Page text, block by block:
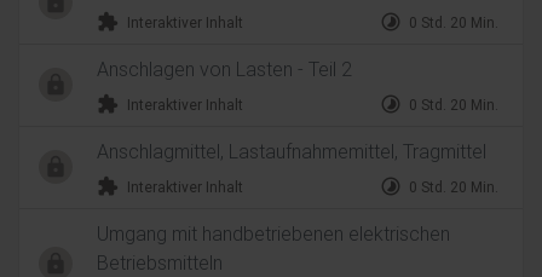
extension Interaktiver Inhalt timelapse 0 Std. 20 Min.
Anschlagen von Lasten - Teil 2
extension Interaktiver Inhalt timelapse 0 Std. 20 Min.
Anschlagmittel, Lastaufnahmemittel, Tragmittel
extension Interaktiver Inhalt timelapse 0 Std. 20 Min.
Umgang mit handbetriebenen elektrischen
Betriebsmitteln